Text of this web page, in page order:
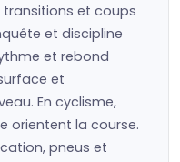
et coups
et discipline
et rebond
et
En cyclisme,
orientent la course.
pneus et